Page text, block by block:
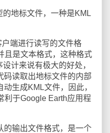
地标文件，一种是KML
端进行读写的文件格
且是文本格式，这种格式
计来说有极大的好处，
码读取出地标文件的内部
生成KML文件，因此，
利于Google Earth应用程
输出文件格式，是一个